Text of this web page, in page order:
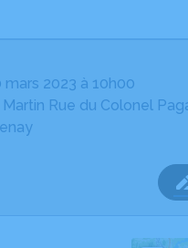
mars 2023 à 10h00
Martin Rue du Colonel